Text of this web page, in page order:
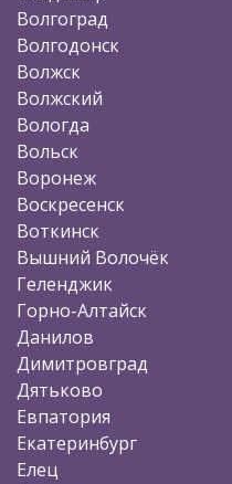
Волгоград
Волгодонск
Волжск
Волжский
Вологда
Вольск
Воронеж
Воскресенск
Воткинск
Вышний Волочёк
Геленджик
Горно-Алтайск
Данилов
Димитровград
Дятьково
Евпатория
Екатеринбург
Елец